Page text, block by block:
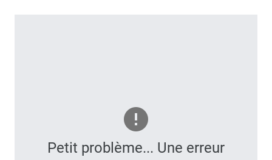
Petit problème... Une erreur